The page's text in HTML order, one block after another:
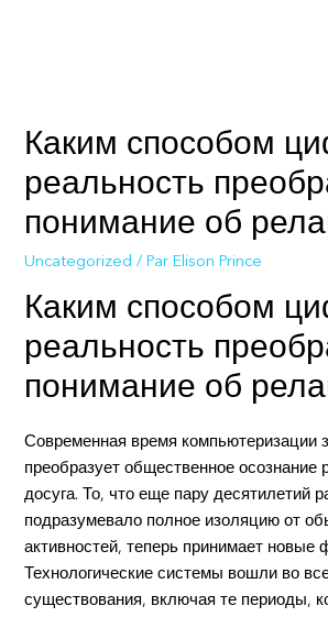
Каким способом
реальность
понимание об
Uncategorized / Par Elison Prince
Каким способом
реальность
понимание об
Современная время компьютеризации
преобразует общественное осознание
досуга. То, что еще пару десятилетий
подразумевало полное изоляцию от
активностей, теперь принимает новые
Технологические системы вошли во
существования, включая те периоды,